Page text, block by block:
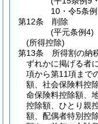
10・令5条
第12条
削除
(平元条例4)
(所得控除)
第13条
所得割の納
ずれかに掲げる者
項から第11項まで
額、社会保険料控
命保険料控除額、
控除額、ひとり親
額、配偶者特別控